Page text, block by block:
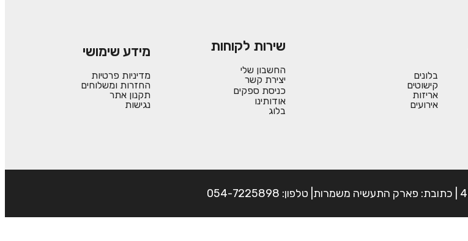
בלונים
קישוטים
אריזות
אירועים
שירות לקוחות
החשבון שלי
יצירת קשר
כניסת ספקים
אודותינו
בלוג
מידע שימושי
מדיניות פרטיות
החזרות ומשלוחים
תקנון אתר
נגישות